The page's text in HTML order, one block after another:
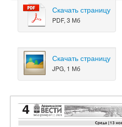
Скачать страницу
PDF, 3 Мб
Скачать страницу
JPG, 1 Мб